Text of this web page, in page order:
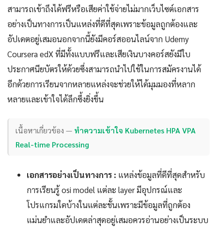
สามารถเข้าถึงได้ฟรีหรือเสียค่าใช้จ่ายไม่มากเว็บไซต์เอกสาร
อย่างเป็นทางการเป็นแหล่งที่ดีที่สุดเพราะข้อมูลถูกต้องและ
อัปเดตอยู่เสมอนอกจากนี้ยังมีคอร์สออนไลน์จาก Udemy
Coursera edX ที่มีทั้งแบบฟรีและเสียเงินบางคอร์สยังมีใบ
ประกาศนียบัตรให้ด้วยซึ่งสามารถนำไปใช้ในการสมัครงานได้
อีกด้วยการเรียนจากหลายแหล่งจะช่วยให้ได้มุมมองที่หลาก
หลายและเข้าใจได้ลึกซึ้งยิ่งขึ้น
เนื้อหาเกี่ยวข้อง — ทำความเข้าใจ Kubernetes HPA VPA
Real-time Processing
เอกสารอย่างเป็นทางการ : แหล่งข้อมูลที่ดีที่สุดสำหรับ
การเรียนรู้ osi model แต่ละ layer มีอุปกรณ์และ
โปรแกรมใดบ้างในแต่ละชั้นเพราะมีข้อมูลที่ถูกต้อง
แม่นยำและอัปเดตล่าสุดอยู่เสมอควรอ่านอย่างเป็นระบบ